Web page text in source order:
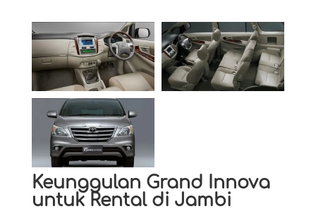
Keunggulan Grand Innova
untuk Rental di Jambi